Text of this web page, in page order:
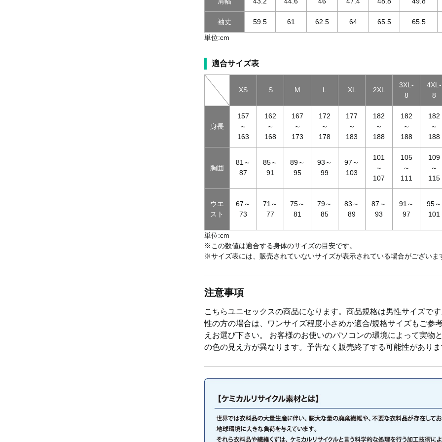
袖丈 59.5 61 62.5 64 65.5 65.5
単位:cm
適合サイズ表
XS S M L XL 2XL
3XL-
8
4XL-
8
身長
157
～
163
162
～
168
167
～
173
172
～
178
177
～
183
182
～
188
182
～
188
182
～
188
胸囲
81～
87
85～
91
89～
95
93～
99
97～
103
101
～
107
105
～
111
109
～
115
ウエ
スト
67～
73
71～
77
75～
81
79～
85
83～
89
87～
93
91～
97
95～
101
単位:cm
※この数値は適合する身体のサイズの目安です。
※サイズ表には、販売されていないサイズが表示されている場合がございま
注意事項
こちらユニセックスの商品になります。商品規格は男性サイズで
性の方の場合は、ワンサイズ程度小さめか適合/規格サイズもご参
えお選び下さい。 お客様のお使いのパソコンの環境によって実物
の色の見え方が異なります。予告なく販売終了する可能性がありま